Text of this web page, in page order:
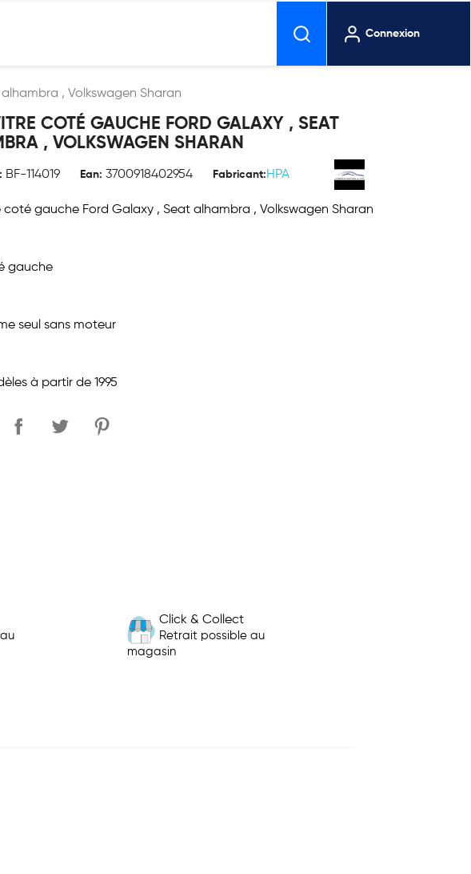
Connexion
, Volkswagen Sharan
COTÉ GAUCHE FORD GALAXY , SEAT
, VOLKSWAGEN SHARAN
BF-114019 Ean: 3700918402954 Fabricant: HPA
coté gauche Ford Galaxy , Seat alhambra , Volkswagen Sharan
gauche
seul sans moteur
à partir de 1995
Click & Collect
Retrait possible au
magasin